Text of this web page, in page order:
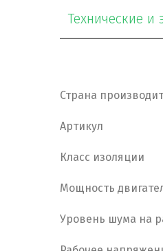
Технические и
Страна
Артикул
Класс изоляции
Мощность
Уровень шума на